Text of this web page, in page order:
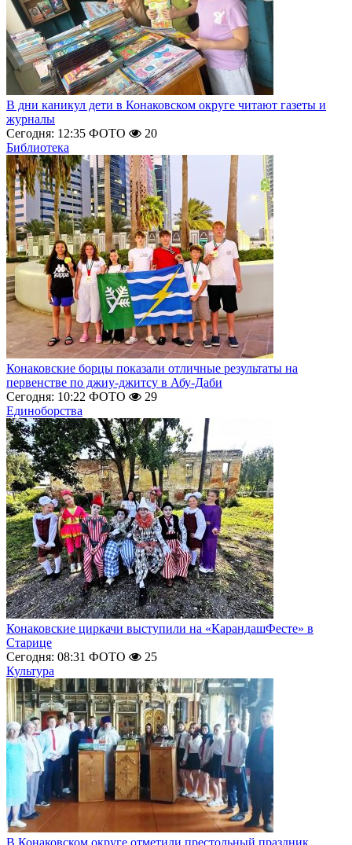
В дни каникул дети в Конаковском округе читают газеты и
журналы
Сегодня: 12:35 ФОТО
20
Библиотека
Конаковские борцы показали отличные результаты на
первенстве по джиу-джитсу в Абу-Даби
Сегодня: 10:22 ФОТО
29
Единоборства
Конаковские циркачи выступили на «КарандашФесте» в
Старице
Сегодня: 08:31 ФОТО
25
Культура
В Конаковском округе отметили престольный праздник